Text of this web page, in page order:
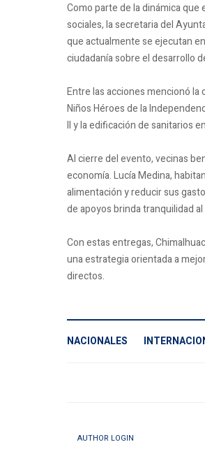
Como parte de la dinámica
sociales, la secretaria del
que actualmente se ejecutan
ciudadanía sobre el desarrollo
Entre las acciones mencionó
Niños Héroes de la
II y la edificación de sanitarios
Al cierre del evento, vecinas
economía. Lucía Medina,
alimentación y reducir sus
de apoyos brinda tranquilidad
Con estas entregas,
una estrategia orientada a
directos.
NACIONALES
AUTHOR LOGIN